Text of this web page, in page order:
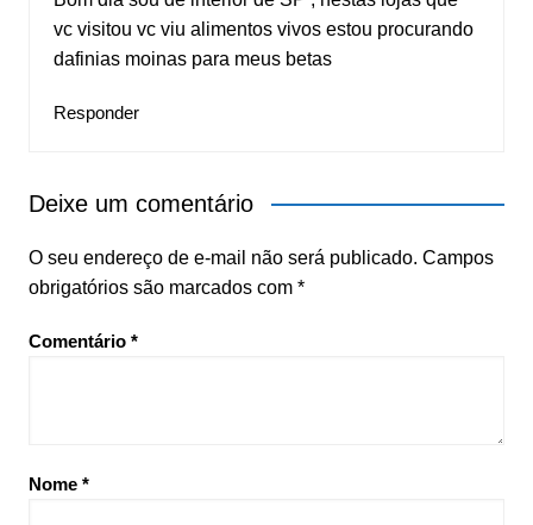
vc visitou vc viu alimentos vivos estou procurando
dafinias moinas para meus betas
Responder
Deixe um comentário
O seu endereço de e-mail não será publicado. Campos
obrigatórios são marcados com *
Comentário *
Nome *